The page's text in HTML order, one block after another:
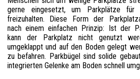
gerne eingesetzt, um Parkplätze für
freizuhalten. Diese Form der
nach einem einfachen Prinzip: Ist der
kann der Parkplatz nicht genutzt
umgeklappt und auf den Boden gelegt
zu befahren. Parkbügel sind solide
integrierten Gelenke am Boden schnell